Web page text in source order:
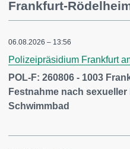
Frankfurt-
06.08.2026 – 13:56
Polizeipräsidium Frankfurt
POL-F: 260806 - 1003
Festnahme nach
Schwimmbad